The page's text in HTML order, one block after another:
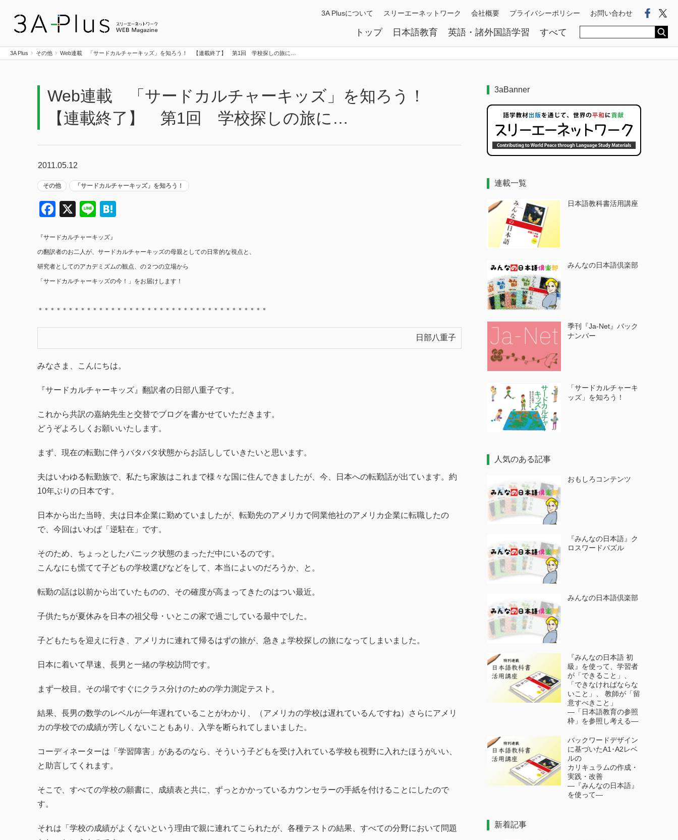
トップ 日本語教育 英語・諸外国語学習 すべて
3A Plusについて スリーエーネットワーク 会社概要 プライバシーポリシー お問い合わせ
3A Plus その他 Web連載 「サードカルチャーキッズ」を知ろう！ 【連載終了】 第1回 学校探しの旅に…
Web連載 「サードカルチャーキッズ」を知ろう！
【連載終了】 第1回 学校探しの旅に…
2011.05.12
その他 「サードカルチャーキッズ」を知ろう！
Facebook
X Line
『サードカルチャーキッズ』
の翻訳者のお二人が、サードカルチャーキッズの母親としての日常的な視点と、
研究者としてのアカデミズムの観点、の２つの立場から
「サードカルチャーキッズの今！」をお届けします！
＊＊＊＊＊＊＊＊＊＊＊＊＊＊＊＊＊＊＊＊＊＊＊＊＊＊＊＊＊＊＊＊＊＊＊＊＊＊
日部八重子
みなさま、こんにちは。
『サードカルチャーキッズ』翻訳者の日部八重子です。
これから共訳の嘉納先生と交替でブログを書かせていただきます。
どうぞよろしくお願いいたします。
まず、現在の転勤に伴うバタバタ状態からお話ししていきたいと思います。
夫はいわゆる転勤族で、私たち家族はこれまで様々な国に住んできましたが、今、日本への転勤話が出ています。約
10年ぶりの日本です。
日本から出た当時、夫は日本企業に勤めていましたが、転勤先のアメリカで同業他社のアメリカ企業に転職したの
で、今回はいわば「逆駐在」です。
そのため、ちょっとしたパニック状態のまっただ中にいるのです。
こんなにも慌てて子どもの学校選びなどをして、本当によいのだろうか、と。
転勤の話は以前から出ていたものの、その確度が高まってきたのはつい最近。
子供たちが夏休みを日本の祖父母・いとこの家で過ごしている最中でした。
子どもたちを迎えに行き、アメリカに連れて帰るはずの旅が、急きょ学校探しの旅になってしまいました。
日本に着いて早速、長男と一緒の学校訪問です。
まず一校目。その場ですぐにクラス分けのための学力測定テスト。
結果、長男の数学のレベルが一年遅れていることがわかり、（アメリカの学校は遅れているんですね）さらにアメリ
カの学校での成績が芳しくないこともあり、入学を断られてしまいました。
コーディネーターは「学習障害」があるのなら、そういう子どもを受け入れている学校も視野に入れたほうがいい、
と助言してくれます。
そこで、すべての学校の願書に、成績表と共に、ずっとかかっているカウンセラーの手紙を付けることにしたので
す。
それは「学校の成績がよくないという理由で親に連れてこられたが、各種テストの結果、すべての分野において問題
3aBanner
連載一覧
日本語教科書活用講座
みんなの日本語倶楽部
季刊『Ja-Net』バック
ナンバー
「サードカルチャーキ
ッズ」を知ろう！
人気のある記事
おもしろコンテンツ
『みんなの日本語』ク
ロスワードパズル
みんなの日本語倶楽部
『みんなの日本語 初
級』を使って、学習者
が「できること」、
「できなければならな
いこと」、 教師が「留
意すべきこと」
―「日本語教育の参照
枠」を参照し考える―
バックワードデザイン
に基づいたA1･A2レベ
ルの
カリキュラムの作成・
実践・改善
―『みんなの日本語』
を使って―
新着記事